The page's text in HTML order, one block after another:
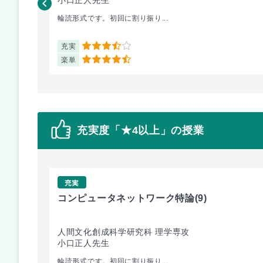
輪読形式です。初回に割り振り...
充実 3.5
楽単 4.5
充実度「★4以上」の授業
充実
コンピュータネットワーク特論(9)
人間文化創成科学研究科 理学専攻
小口正人先生
輪読形式です。初回に割り振り...